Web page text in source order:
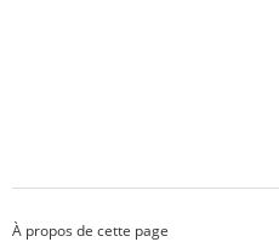
À propos de cette page